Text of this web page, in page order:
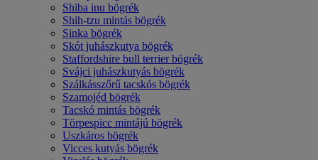
Shiba inu bögrék
Shih-tzu mintás bögrék
Sinka bögrék
Skót juhászkutya bögrék
Staffordshire bull terrier bögrék
Svájci juhászkutyás bögrék
Szálkásszőrű tacskós bögrék
Szamojéd bögrék
Tacskó mintás bögrék
Törpespicc mintájú bögrék
Uszkáros bögrék
Vicces kutyás bögrék